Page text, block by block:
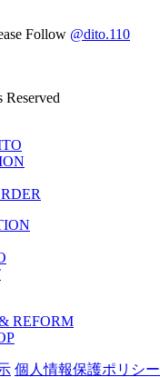
Follow @dito.110
REFORM
個人情報保護ポリシー